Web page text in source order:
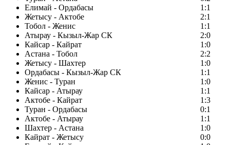
Елимай - Ордабасы
1:1
Жетысу - Актобе
2:1
Тобол - Женис
1:1
Атырау - Кызыл-Жар СК
2:0
Кайсар - Кайрат
1:0
Астана - Тобол
2:2
Жетысу - Шахтер
1:0
Ордабасы - Кызыл-Жар СК
1:1
Женис - Туран
1:0
Кайсар - Атырау
1:1
Актобе - Кайрат
1:3
Туран - Ордабасы
0:1
Актобе - Атырау
1:1
Шахтер - Астана
1:0
Кайрат - Жетысу
0:0